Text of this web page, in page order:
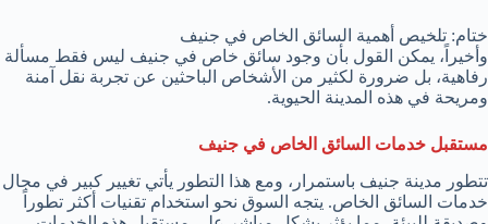
ختام: تلخيص أهمية السائق الخاص في جنيف
وأخيراً، يمكن القول بأن وجود سائق خاص في جنيف ليس فقط مسألة
رفاهية، بل ضرورة لكثير من الأشخاص الباحثين عن تجربة نقل آمنة
ومريحة في هذه المدينة الحيوية.
مستقبل خدمات السائق الخاص في جنيف
تتطور مدينة جنيف باستمرار، ومع هذا التطور يأتي تغيير كبير في مجال
خدمات السائق الخاص. يتجه السوق نحو استخدام تقنيات أكثر تطوراً